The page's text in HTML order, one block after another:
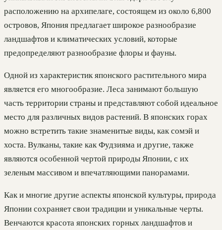
расположению на архипелаге, состоящем из около 6,800
островов, Япония предлагает широкое разнообразие
ландшафтов и климатических условий, которые
предопределяют разнообразие флоры и фауны.
Одной из характеристик японского растительного мира
является его многообразие. Леса занимают большую
часть территории страны и представляют собой идеальное
место для различных видов растений. В японских горах
можно встретить такие знаменитые виды, как сомэй и
хоста. Вулканы, такие как Фудзияма и другие, также
являются особенной чертой природы Японии, с их
зеленым массивом и впечатляющими панорамами.
Как и многие другие аспекты японской культуры, природа
Японии сохраняет свои традиции и уникальные черты.
Венчаются красота японских горных ландшафтов и